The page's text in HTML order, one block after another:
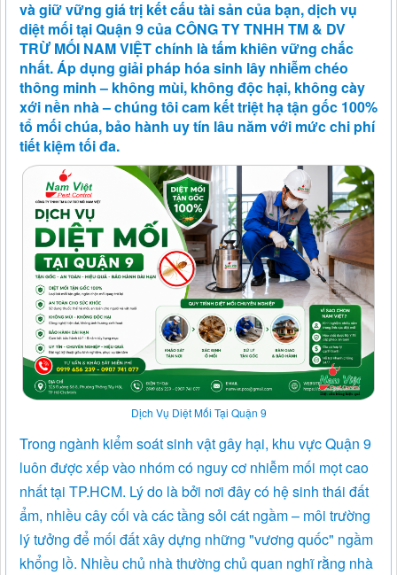
và giữ vững giá trị kết cấu tài sản của bạn, dịch vụ
diệt mối tại Quận 9 của CÔNG TY TNHH TM & DV
TRỪ MỐI NAM VIỆT chính là tấm khiên vững chắc
nhất. Áp dụng giải pháp hóa sinh lây nhiễm chéo
thông minh – không mùi, không độc hại, không cày
xới nền nhà – chúng tôi cam kết triệt hạ tận gốc 100%
tổ mối chúa, bảo hành uy tín lâu năm với mức chi phí
tiết kiệm tối đa.
Dịch Vụ Diệt Mối Tại Quận 9
Trong ngành kiểm soát sinh vật gây hại, khu vực Quận 9
luôn được xếp vào nhóm có nguy cơ nhiễm mối mọt cao
nhất tại TP.HCM. Lý do là bởi nơi đây có hệ sinh thái đất
ẩm, nhiều cây cối và các tầng sỏi cát ngầm – môi trường
lý tưởng để mối đất xây dựng những "vương quốc" ngầm
khổng lồ. Nhiều chủ nhà thường chủ quan nghĩ rằng nhà